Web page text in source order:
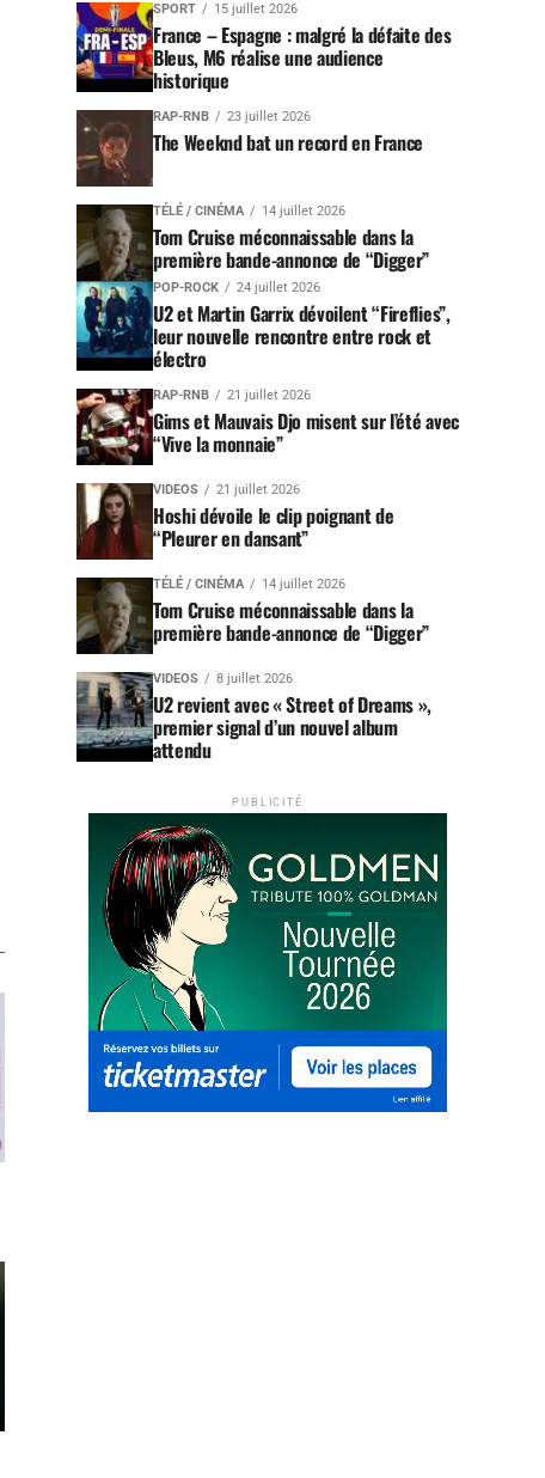
SPORT 15 juillet 2026
France – Espagne : malgré la défaite des
Bleus, M6 réalise une audience
historique
RAP-RNB 23 juillet 2026
The Weeknd bat un record en France
TÉLÉ / CINÉMA 14 juillet 2026
Tom Cruise méconnaissable dans la
première bande-annonce de “Digger”
POP-ROCK 24 juillet 2026
U2 et Martin Garrix dévoilent “Fireflies”,
leur nouvelle rencontre entre rock et
électro
RAP-RNB 21 juillet 2026
Gims et Mauvais Djo misent sur l’été avec
“Vive la monnaie”
VIDEOS 21 juillet 2026
Hoshi dévoile le clip poignant de
“Pleurer en dansant”
TÉLÉ / CINÉMA 14 juillet 2026
Tom Cruise méconnaissable dans la
première bande-annonce de “Digger”
VIDEOS 8 juillet 2026
U2 revient avec « Street of Dreams »,
premier signal d’un nouvel album
attendu
PUBLICITÉ